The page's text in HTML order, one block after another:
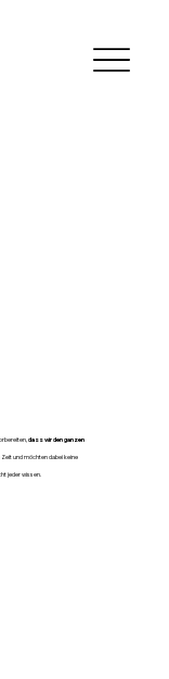
dass wir den ganzen
und möchten dabei keine
jeder wissen.